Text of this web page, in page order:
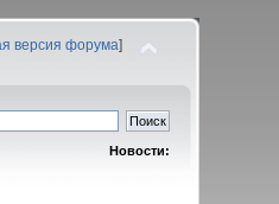
версия форума]
Новости: